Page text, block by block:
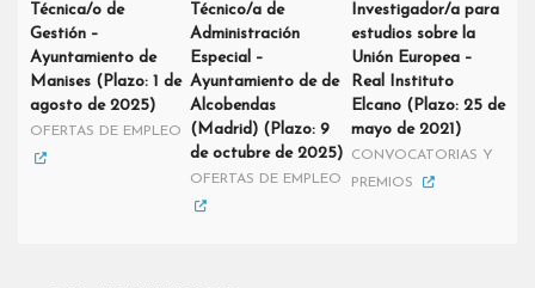
Técnica/o de
Gestión –
Ayuntamiento de
Manises (Plazo: 1 de
agosto de 2025)
OFERTAS DE EMPLEO
Técnico/a de
Administración
Especial –
Ayuntamiento de de
Alcobendas
(Madrid) (Plazo: 9
de octubre de 2025)
OFERTAS DE EMPLEO
Investigador/a para
estudios sobre la
Unión Europea –
Real Instituto
Elcano (Plazo: 25 de
mayo de 2021)
CONVOCATORIAS Y
PREMIOS